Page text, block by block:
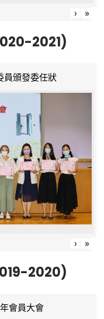
› »
2021)
員頒發委任狀
› »
2020)
會員大會